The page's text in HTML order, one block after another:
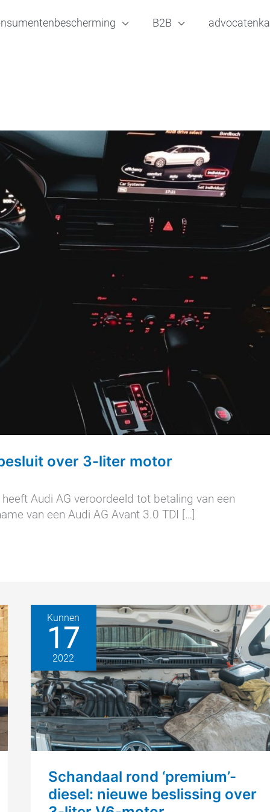
B2B
over 3-liter motor
Audi AG veroordeeld tot betaling van een
van een Audi AG Avant 3.0 TDI […]
Kunnen
17
2022
Schandaal rond ‘premium’-
diesel: nieuwe beslissing over